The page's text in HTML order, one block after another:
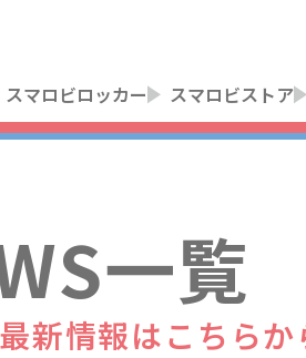
スマロビロッカー スマロビストア
一覧
新情報はこちらか